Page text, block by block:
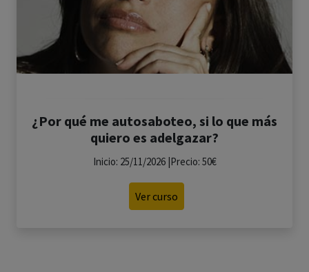
¿Por qué me autosaboteo, si lo que más
quiero es adelgazar?
Inicio: 25/11/2026 |Precio: 50€
Ver curso